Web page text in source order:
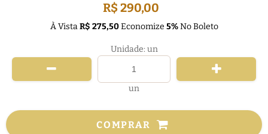
R$ 290,00
À VistaR$ 275,50Economize 5%No Boleto
Unidade: un
un
COMPRAR